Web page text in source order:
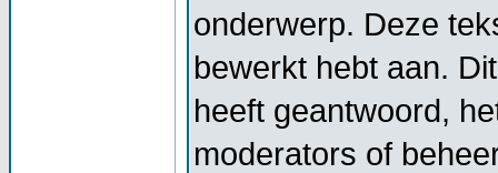
onderwerp. Deze
bewerkt hebt aan.
heeft geantwoord,
moderators of